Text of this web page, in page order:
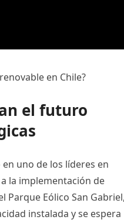
en Chile?
el futuro
uno de los líderes en
la implementación de
Parque Eólico San Gabriel,
instalada y se espera